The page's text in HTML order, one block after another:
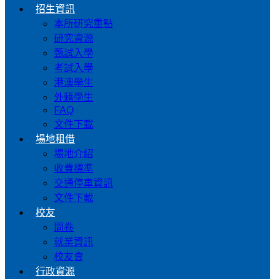
招生資訊
本所研究重點
研究資源
甄試入學
考試入學
港澳學生
外籍學生
FAQ
文件下載
場地租借
場地介紹
收費標準
交通停車資訊
文件下載
校友
問卷
就業資訊
校友會
行政資源